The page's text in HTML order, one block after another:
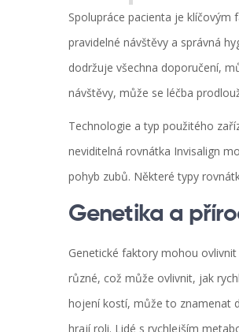
Spolupráce pacienta je
pravidelné návštěvy a správná
dodržuje všechna doporučení,
návštěvy, může se léčba
Technologie a typ použitého
neviditelná rovnátka Invisalign
pohyb zubů. Některé typy
Genetika a
Genetické faktory mohou
různé, což může ovlivnit, jak
hojení kostí, může to znamenat
hrají roli. Lidé s rychlejším